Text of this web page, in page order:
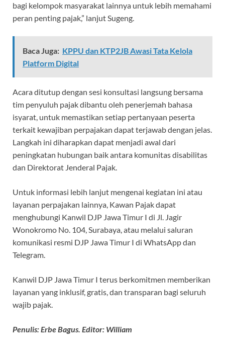
bagi kelompok masyarakat lainnya untuk lebih memahami
peran penting pajak,” lanjut Sugeng.
Baca Juga: KPPU dan KTP2JB Awasi Tata Kelola
Platform Digital
Acara ditutup dengan sesi konsultasi langsung bersama
tim penyuluh pajak dibantu oleh penerjemah bahasa
isyarat, untuk memastikan setiap pertanyaan peserta
terkait kewajiban perpajakan dapat terjawab dengan jelas.
Langkah ini diharapkan dapat menjadi awal dari
peningkatan hubungan baik antara komunitas disabilitas
dan Direktorat Jenderal Pajak.
Untuk informasi lebih lanjut mengenai kegiatan ini atau
layanan perpajakan lainnya, Kawan Pajak dapat
menghubungi Kanwil DJP Jawa Timur I di Jl. Jagir
Wonokromo No. 104, Surabaya, atau melalui saluran
komunikasi resmi DJP Jawa Timur I di WhatsApp dan
Telegram.
Kanwil DJP Jawa Timur I terus berkomitmen memberikan
layanan yang inklusif, gratis, dan transparan bagi seluruh
wajib pajak.
Penulis: Erbe Bagus. Editor: William